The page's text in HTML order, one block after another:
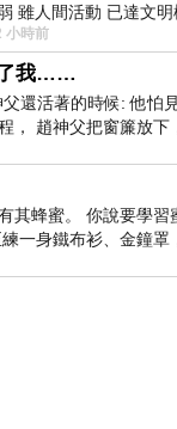
雖人間活動 已達文
只能白白陪葬
小時前
了我……
還活著的時候: 他怕
， 趙神父把窗簾放下
其蜂蜜。 你說要學
一身鐵布衫、金鐘罩